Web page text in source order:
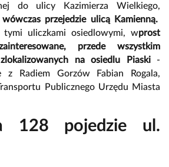
do ulicy Kazimierza Wielkiego,
przejedzie ulicą Kamienną.
tymi uliczkami osiedlowymi, wprost
przede wszystkim
na osiedlu Piaski -
z Radiem Gorzów Fabian Rogala,
Publicznego Urzędu Miasta
128 pojedzie ul.